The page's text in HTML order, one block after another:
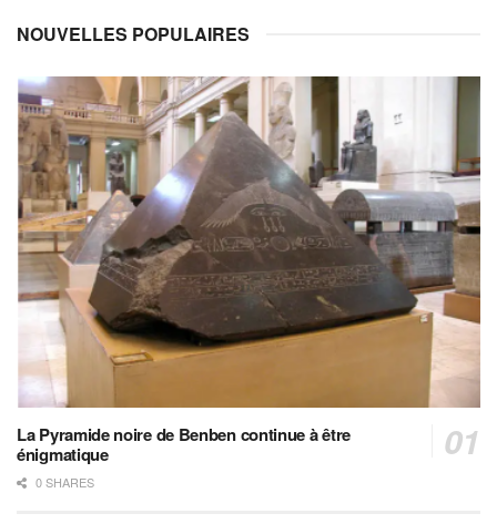
NOUVELLES POPULAIRES
La Pyramide noire de Benben continue à être
énigmatique
0 SHARES